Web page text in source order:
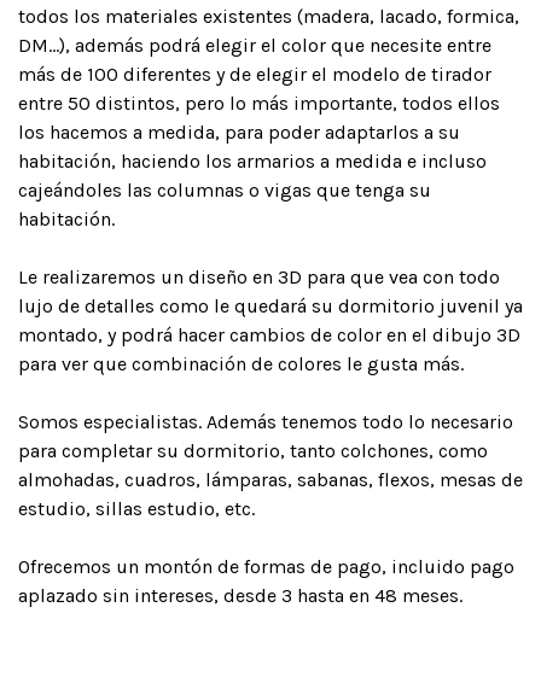
todos los materiales existentes (madera, lacado, formica,
DM…), además podrá elegir el color que necesite entre
más de 100 diferentes y de elegir el modelo de tirador
entre 50 distintos, pero lo más importante, todos ellos
los hacemos a medida, para poder adaptarlos a su
habitación, haciendo los armarios a medida e incluso
cajeándoles las columnas o vigas que tenga su
habitación.
Le realizaremos un diseño en 3D para que vea con todo
lujo de detalles como le quedará su dormitorio juvenil ya
montado, y podrá hacer cambios de color en el dibujo 3D
para ver que combinación de colores le gusta más.
Somos especialistas. Además tenemos todo lo necesario
para completar su dormitorio, tanto colchones, como
almohadas, cuadros, lámparas, sabanas, flexos, mesas de
estudio, sillas estudio, etc.
Ofrecemos un montón de formas de pago, incluido pago
aplazado sin intereses, desde 3 hasta en 48 meses.